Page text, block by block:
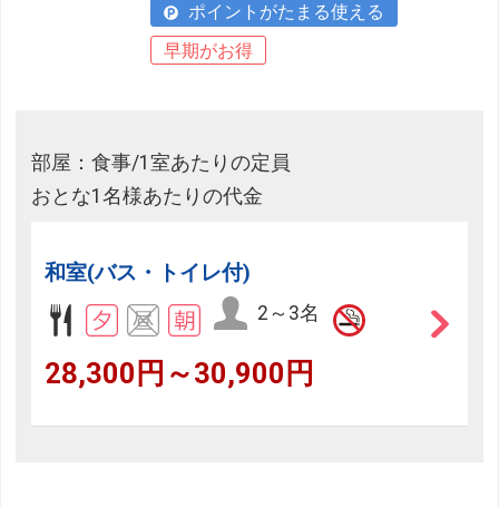
ポイントがたまる使える
早期がお得
部屋：食事/1室あたりの定員
おとな1名様あたりの代金
和室(バス・トイレ付)
2～3名
28,300円～30,900円